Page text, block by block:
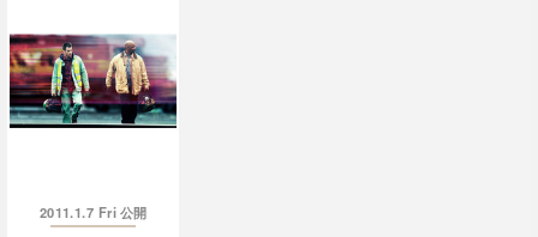
2011.1.7 Fri 公開